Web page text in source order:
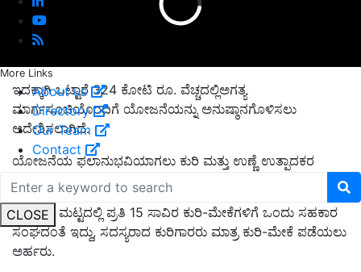
More Links
About us
Directory
Our Team
Contact
CLOSE
ಇದಕ್ಕಾಗಿ ಒಟ್ಟಾರೆ 324 ಕೋಟಿ ರೂ. ವೆಚ್ಚದಲ್ಲಿಅಗತ್ಯ
ಮಾರ್ಗಸೂಚಿಯೊಂದಿಗೆ ಯೋಜನೆಯನ್ನು ಅನುಷ್ಠಾನಗೊಳಿಸಲು
ಆದೇಶಿಸಲಾಗಿದೆ.
ಯೋಜನೆಯ ಫಲಾನುಭವಿಯಾಗಲು ಕುರಿ ಮತ್ತು ಉಣ್ಣೆ ಉತ್ಪಾದಕರ
ಸಹಕಾರ ಸಂಘಗಳಲ್ಲಿ ಸದಸ್ಯರಾಗಿರಬೇಕು.
ಹೋಬಳಿ ಮಟ್ಟದಲ್ಲಿ ಪ್ರತಿ 15 ಸಾವಿರ ಕುರಿ-ಮೇಕೆಗಳಿಗೆ ಒಂದು ಸಹಕಾರ
ಸಂಘದಂತೆ ಇದ್ದು, ಸದಸ್ಯರಾದ ಕುರಿಗಾರರು ಮಾತ್ರ ಕುರಿ-ಮೇಕೆ ಪಡೆಯಲು
ಅರ್ಹರು.